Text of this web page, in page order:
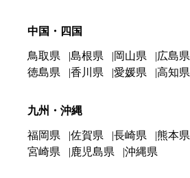
中国・四国
鳥取県 島根県 岡山県 広島県
徳島県
香川県 愛媛県 高知県
九州・沖縄
福岡県 佐賀県 長崎県 熊本県
宮崎県
鹿児島県 沖縄県